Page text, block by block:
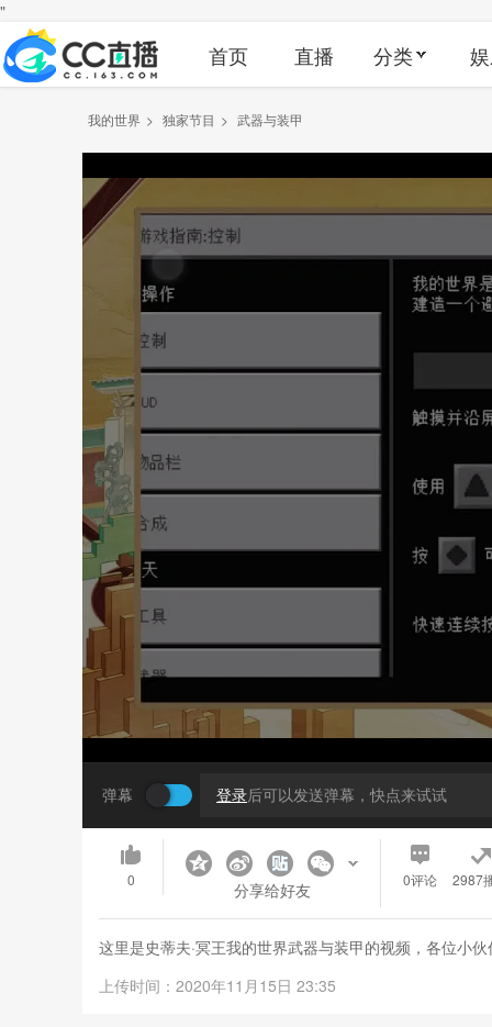
"
首页 直播 分类
我的世界 > 独家节目 > 武器与装甲
弹幕 登录后可以发送弹幕，快点来试试
0 分享给好友 0评论 2987
这里是史蒂夫·冥王我的世界武器与装甲的视频，各位小
上传时间：2020年11月15日 23:35